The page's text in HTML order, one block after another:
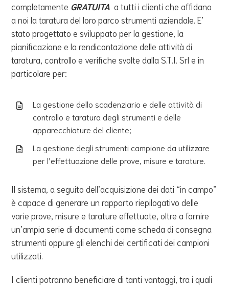
completamente GRATUITA a tutti i clienti che affidano
a noi la taratura del loro parco strumenti aziendale. E’
stato progettato e sviluppato per la gestione, la
pianificazione e la rendicontazione delle attività di
taratura, controllo e verifiche svolte dalla S.T.I. Srl e in
particolare per:
La gestione dello scadenziario e delle attività di
controllo e taratura degli strumenti e delle
apparecchiature del cliente;
La gestione degli strumenti campione da utilizzare
per l’effettuazione delle prove, misure e tarature.
Il sistema, a seguito dell’acquisizione dei dati “in campo”
è capace di generare un rapporto riepilogativo delle
varie prove, misure e tarature effettuate, oltre a fornire
un’ampia serie di documenti come scheda di consegna
strumenti oppure gli elenchi dei certificati dei campioni
utilizzati.
I clienti potranno beneficiare di tanti vantaggi, tra i quali